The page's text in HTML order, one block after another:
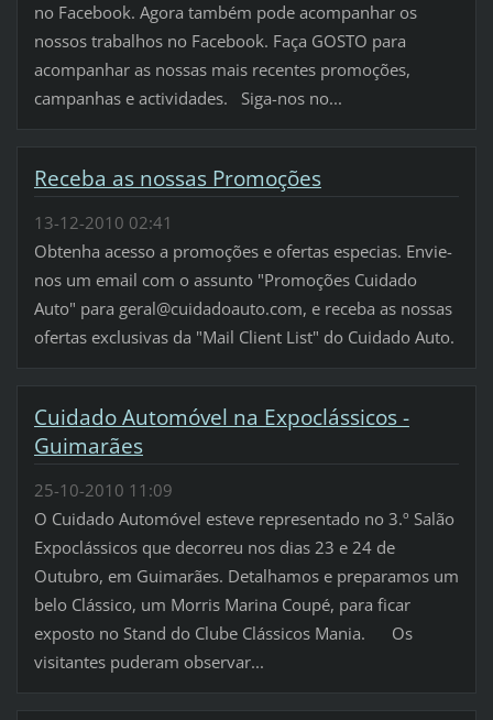
no Facebook. Agora também pode acompanhar os
nossos trabalhos no Facebook. Faça GOSTO para
acompanhar as nossas mais recentes promoções,
campanhas e actividades. Siga-nos no...
Receba as nossas Promoções
13-12-2010 02:41
Obtenha acesso a promoções e ofertas especias. Envie-
nos um email com o assunto "Promoções Cuidado
Auto" para geral@cuidadoauto.com, e receba as nossas
ofertas exclusivas da "Mail Client List" do Cuidado Auto.
Cuidado Automóvel na Expoclássicos -
Guimarães
25-10-2010 11:09
O Cuidado Automóvel esteve representado no 3.º Salão
Expoclássicos que decorreu nos dias 23 e 24 de
Outubro, em Guimarães. Detalhamos e preparamos um
belo Clássico, um Morris Marina Coupé, para ficar
exposto no Stand do Clube Clássicos Mania. Os
visitantes puderam observar...